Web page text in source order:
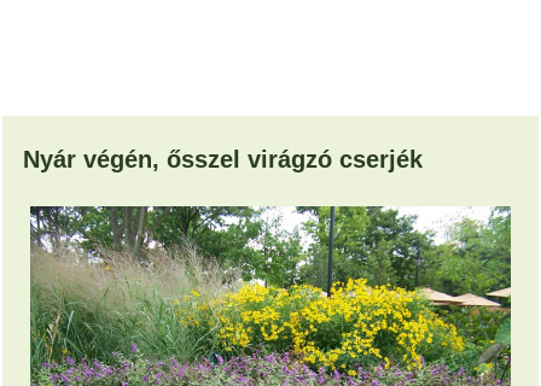
Nyár végén, ősszel virágzó cserjék